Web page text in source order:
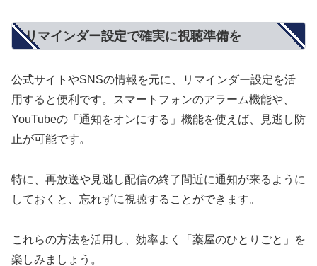
リマインダー設定で確実に視聴準備を
公式サイトやSNSの情報を元に、リマインダー設定を活
用すると便利です。スマートフォンのアラーム機能や、
YouTubeの「通知をオンにする」機能を使えば、見逃し防
止が可能です。
特に、再放送や見逃し配信の終了間近に通知が来るように
しておくと、忘れずに視聴することができます。
これらの方法を活用し、効率よく「薬屋のひとりごと」を
楽しみましょう。